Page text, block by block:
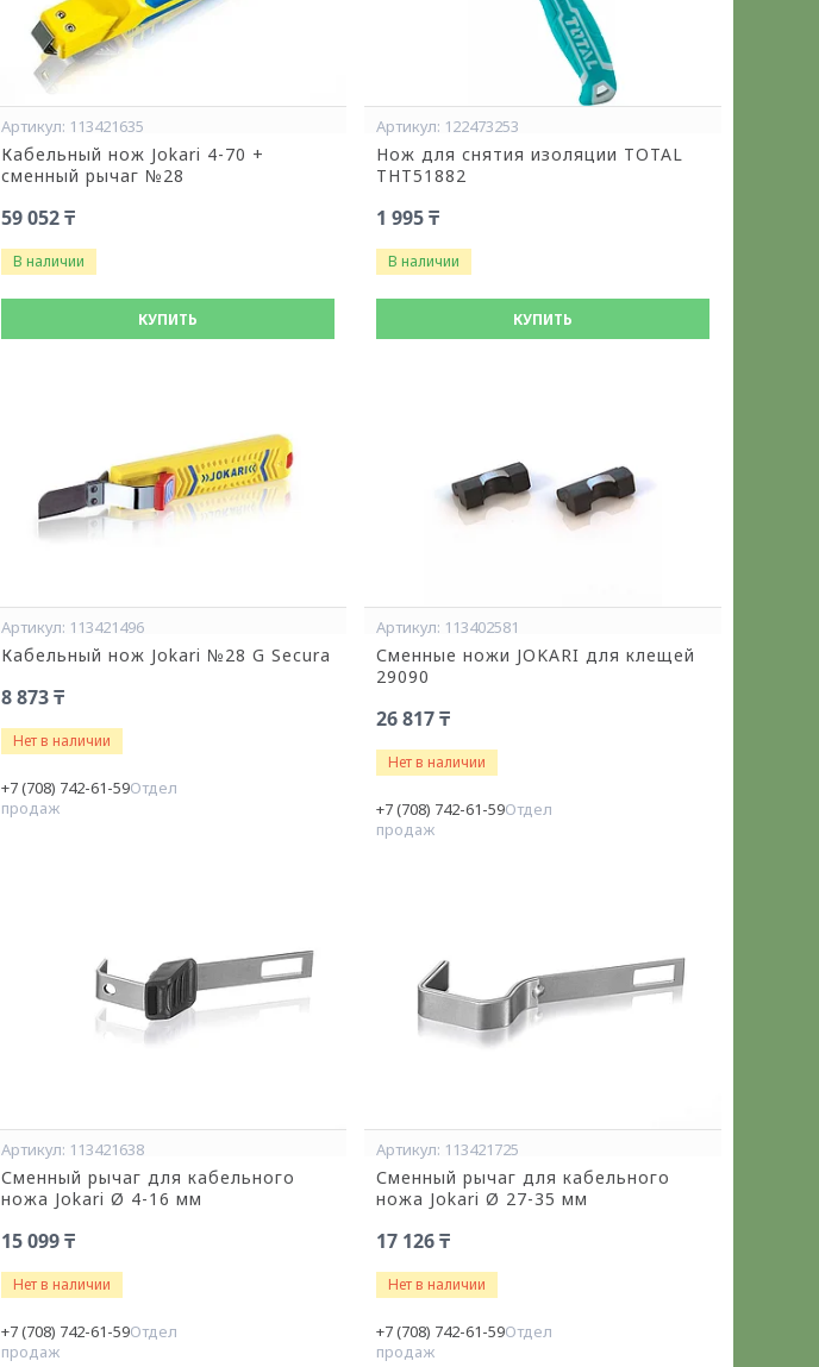
113421635
Кабельный нож Jokari 4-70 +
сменный рычаг №28
59 052 ₸
В наличии
КУПИТЬ
122473253
Нож для снятия изоляции TOTAL
THT51882
1 995 ₸
В наличии
КУПИТЬ
113421496
Кабельный нож Jokari №28 G Secura
8 873 ₸
Нет в наличии
+7 (708) 742-61-59Отдел
продаж
113402581
Сменные ножи JOKARI для клещей
29090
26 817 ₸
Нет в наличии
+7 (708) 742-61-59Отдел
продаж
113421638
Сменный рычаг для кабельного
ножа Jokari Ø 4-16 мм
15 099 ₸
Нет в наличии
+7 (708) 742-61-59Отдел
продаж
113421725
Сменный рычаг для кабельного
ножа Jokari Ø 27-35 мм
17 126 ₸
Нет в наличии
+7 (708) 742-61-59Отдел
продаж